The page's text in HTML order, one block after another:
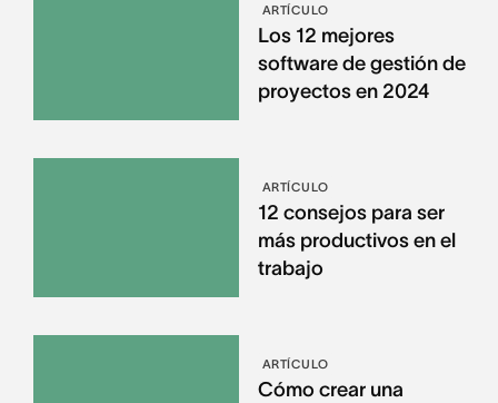
ARTÍCULO
Los 12 mejores
software de gestión de
proyectos en 2024
ARTÍCULO
12 consejos para ser
más productivos en el
trabajo
ARTÍCULO
Cómo crear una